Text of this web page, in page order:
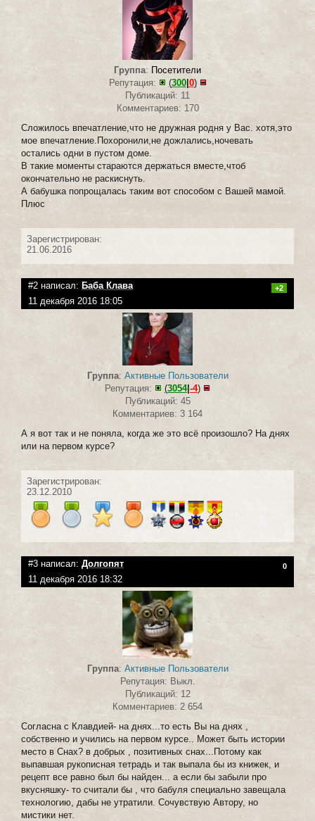
Группа: Посетители
Репутация:
(300| 0)
Публикаций: 11
Комментариев: 170
Сложилось впечатление,что не дружная родня у Вас. хотя,это
мое впечатление.Похоронили,не дожлались,ночевать
остались одни в пустом доме.
В такие моменты стараются держаться вместе,чтоб
окончательно не раскиснуть.
А бабушка попрощалась таким вот способом с Вашей мамой.
Плюс
Зарегистрирован:
21.06.2016
#2 написал: Баба Клава +2
11 декабря 2016 18:05
Группа: Активные Пользователи
Репутация:
(3054| -4)
Публикаций: 45
Комментариев: 3 164
А я вот так и не поняла, когда же это всё произошло? На днях
или на первом курсе?
Зарегистрирован:
23.12.2010
#3 написал: Долгопят 0
11 декабря 2016 18:32
Группа: Активные Пользователи
Репутация: Выкл.
Публикаций: 12
Комментариев: 2 654
Согласна с Клавдией- на днях...то есть Вы на днях ,
собственно и учились на первом курсе.. Может быть истории
место в Снах? в добрых , позитивных снах...Потому как
выпавшая рукописная тетрадь и так выпала бы из книжек, и
рецепт все равно был бы найден... а если бы забыли про
вкусняшку- то считали бы , что бабуля специально завещала
технологию, дабы не утратили. Сочувствую Автору, но
мистики нет.